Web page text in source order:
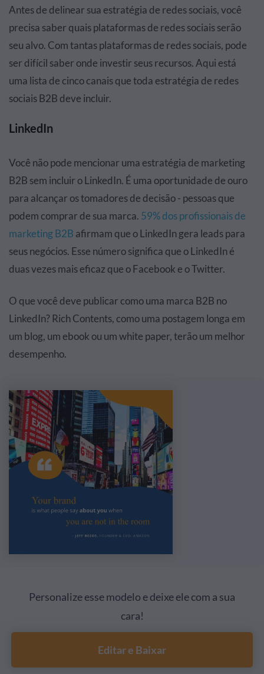
Antes de delinear sua estratégia de redes sociais, você
precisa saber quais plataformas de redes sociais serão
seu alvo. Com tantas plataformas de redes sociais, pode
ser difícil saber onde investir seus recursos. Aqui está
uma lista de cinco canais que toda estratégia de redes
sociais B2B deve incluir.
LinkedIn
Você não pode mencionar uma estratégia de marketing
B2B sem incluir o LinkedIn. É uma oportunidade de ouro
para alcançar os tomadores de decisão - pessoas que
podem comprar de sua marca. 59% dos profissionais de
marketing B2B afirmam que o LinkedIn gera leads para
seus negócios. Esse número significa que o LinkedIn é
duas vezes mais eficaz que o Facebook e o Twitter.
O que você deve publicar como uma marca B2B no
LinkedIn? Rich Contents, como uma postagem longa em
um blog, um ebook ou um white paper, terão um melhor
desempenho.
Personalize esse modelo e deixe ele com a sua
cara!
Editar e Baixar